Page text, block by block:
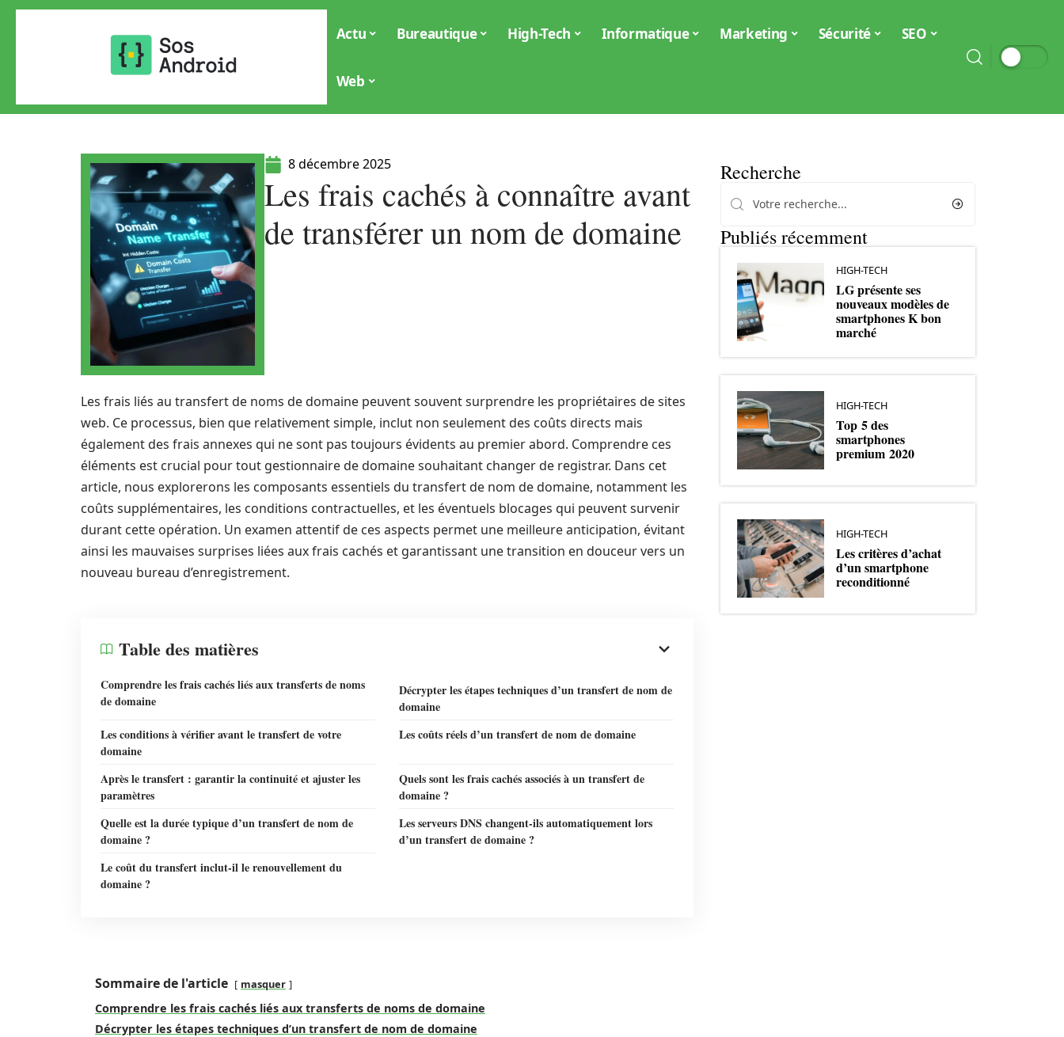
Actu Bureautique High-Tech Informatique Marketing Sécurité SEO
Web
8 décembre 2025
Les frais cachés à connaître avant
de transférer un nom de domaine
Les frais liés au transfert de noms de domaine peuvent souvent surprendre les propriétaires de sites
web. Ce processus, bien que relativement simple, inclut non seulement des coûts directs mais
également des frais annexes qui ne sont pas toujours évidents au premier abord. Comprendre ces
éléments est crucial pour tout gestionnaire de domaine souhaitant changer de registrar. Dans cet
article, nous explorerons les composants essentiels du transfert de nom de domaine, notamment les
coûts supplémentaires, les conditions contractuelles, et les éventuels blocages qui peuvent survenir
durant cette opération. Un examen attentif de ces aspects permet une meilleure anticipation, évitant
ainsi les mauvaises surprises liées aux frais cachés et garantissant une transition en douceur vers un
nouveau bureau d’enregistrement.
Table des matières
Comprendre les frais cachés liés aux transferts de noms
de domaine
Décrypter les étapes techniques d’un transfert de nom de
domaine
Les conditions à vérifier avant le transfert de votre
domaine
Les coûts réels d’un transfert de nom de domaine
Après le transfert : garantir la continuité et ajuster les
paramètres
Quels sont les frais cachés associés à un transfert de
domaine ?
Quelle est la durée typique d’un transfert de nom de
domaine ?
Les serveurs DNS changent-ils automatiquement lors
d’un transfert de domaine ?
Le coût du transfert inclut-il le renouvellement du
domaine ?
Sommaire de l'article masquer
Comprendre les frais cachés liés aux transferts de noms de domaine
Décrypter les étapes techniques d’un transfert de nom de domaine
Recherche
Publiés récemment
HIGH-TECH
LG présente ses
nouveaux modèles de
smartphones K bon
marché
HIGH-TECH
Top 5 des
smartphones
premium 2020
HIGH-TECH
Les critères d’achat
d’un smartphone
reconditionné